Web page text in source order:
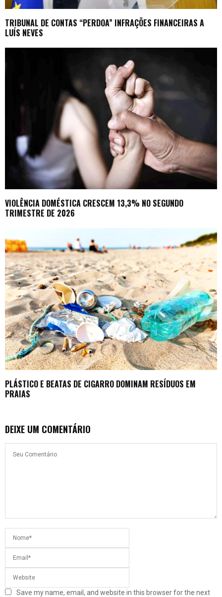
TRIBUNAL DE CONTAS “PERDOA” INFRAÇÕES FINANCEIRAS A
LUÍS NEVES
VIOLÊNCIA DOMÉSTICA CRESCEM 13,3% NO SEGUNDO
TRIMESTRE DE 2026
PLÁSTICO E BEATAS DE CIGARRO DOMINAM RESÍDUOS EM
PRAIAS
DEIXE UM COMENTÁRIO
Save my name, email, and website in this browser for the next